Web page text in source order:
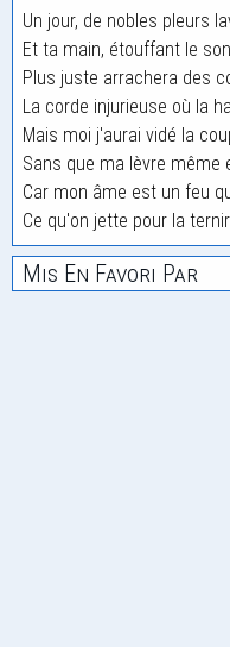
Un jour, de nobles pleurs
Et ta main, étouffant le
Plus juste arrachera des
La corde injurieuse où la
Mais moi j'aurai vidé la
Sans que ma lèvre même
Car mon âme est un feu
Ce qu'on jette pour la ternir.
Mis En Favori Par